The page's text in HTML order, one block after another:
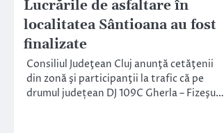
Lucrările de asfaltare în
localitatea Sântioana au fost
finalizate
Consiliul Judeţean Cluj anunţă cetăţenii
din zonă şi participanţii la trafic că pe
drumul județean DJ 109C Gherla – Fizeşu…